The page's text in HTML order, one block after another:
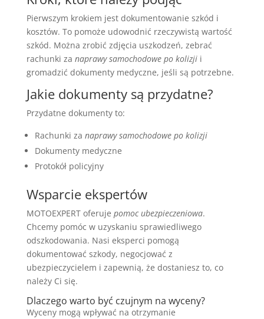
Pierwszym krokiem jest dokumentowanie szkód i
kosztów. To pomoże udowodnić rzeczywistą wartość
szkód. Można zrobić zdjęcia uszkodzeń, zebrać
rachunki za naprawy samochodowe po kolizjii
gromadzić dokumenty medyczne, jeśli są potrzebne.
Jakie dokumenty są przydatne?
Przydatne dokumenty to:
Rachunki za naprawy samochodowe po kolizji
Dokumenty medyczne
Protokół policyjny
Wsparcie ekspertów
MOTOEXPERT oferuje pomoc ubezpieczeniowa.
Chcemy pomóc w uzyskaniu sprawiedliwego
odszkodowania. Nasi eksperci pomogą
dokumentować szkody, negocjować z
ubezpieczycielem i zapewnią, że dostaniesz to, co
należy Ci się.
Dlaczego warto być czujnym na wyceny?
Wyceny mogą wpływać na otrzymanie